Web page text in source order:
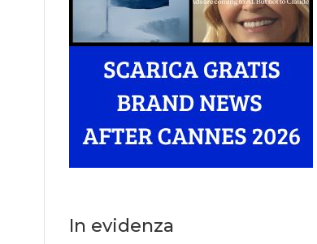
In evidenza